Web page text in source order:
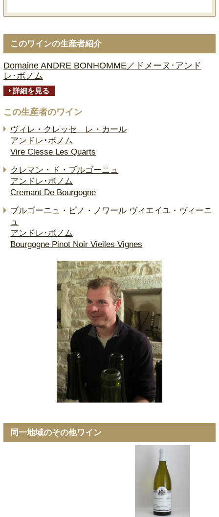
このワインの生産者紹介
Domaine ANDRE BONHOMME／ドメーヌ･アンド
レ･ボノム
詳細を見る
この生産者のワイン
ヴィレ・クレッセ レ・カール
アンドレ･ボノム
Vire Clesse Les Quarts
クレマン・ド・ブルゴーニュ
アンドレ･ボノム
Cremant De Bourgogne
ブルゴーニュ・ピノ・ノワール ヴィエイユ・ヴィーニ
ュ
アンドレ･ボノム
Bourgogne Pinot Noir Vieiles Vignes
同一地域のその他ワイン